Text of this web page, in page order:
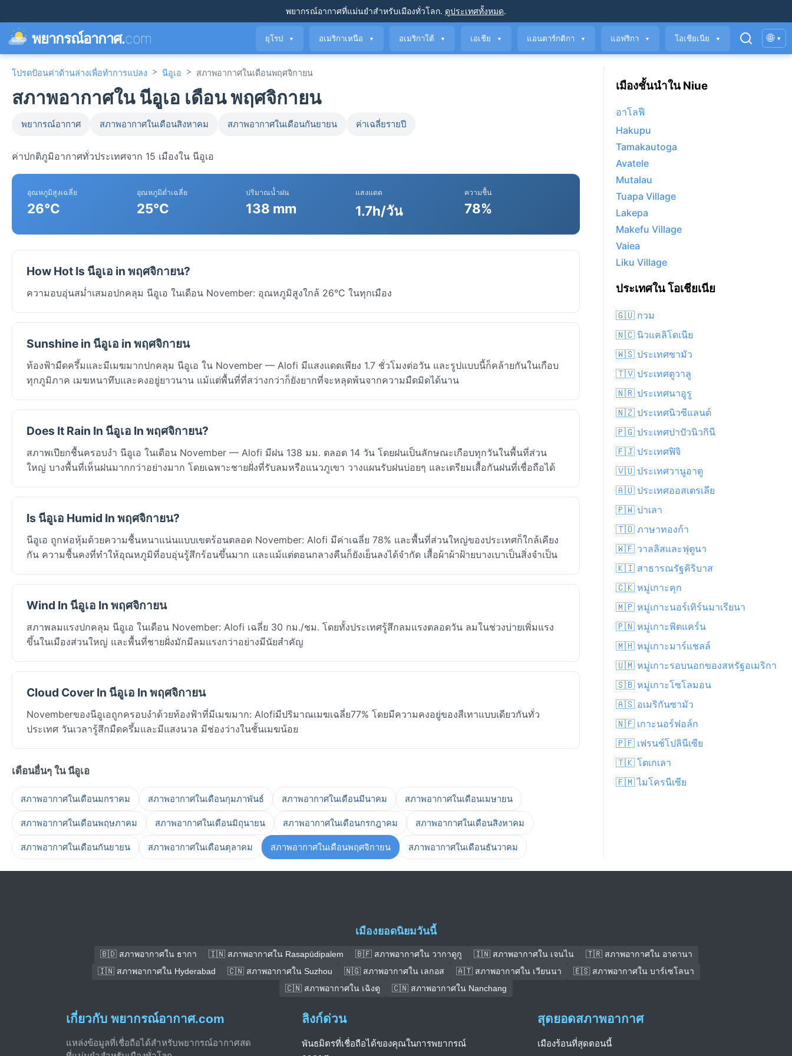
พยากรณ์อากาศที่แม่นยำสำหรับเมืองทั่วโลก. ดูประเทศทั้งหมด.
พยากรณ์อากาศ.com ยุโรป ▼ อเมริกาเหนือ ▼ อเมริกาใต้ ▼ เอเชีย ▼ แอนตาร์กติกา ▼ แอฟริกา ▼ โอเชียเนีย ▼ 🌐 ▾
โปรดป้อนค่าด้านล่างเพื่อทำการแปลง > นีอูเอ > สภาพอากาศในเดือนพฤศจิกายน
สภาพอากาศใน นีอูเอ เดือน พฤศจิกายน
พยากรณ์อากาศ สภาพอากาศในเดือนสิงหาคม สภาพอากาศในเดือนกันยายน ค่าเฉลี่ยรายปี
ค่าปกติภูมิอากาศทั่วประเทศจาก 15 เมืองใน นีอูเอ
อุณหภูมิสูงเฉลี่ย
26°C
อุณหภูมิต่ำเฉลี่ย
25°C
ปริมาณน้ำฝน
138 mm
แสงแดด
1.7h/วัน
ความชื้น
78%
How Hot Is นีอูเอ in พฤศจิกายน?
ความอบอุ่นสม่ำเสมอปกคลุม นีอูเอ ในเดือน November: อุณหภูมิสูงใกล้ 26°C ในทุกเมือง
Sunshine in นีอูเอ in พฤศจิกายน
ท้องฟ้ามืดครึ้มและมีเมฆมากปกคลุม นีอูเอ ใน November — Alofi มีแสงแดดเพียง 1.7 ชั่วโมงต่อวัน และรูปแบบนี้ก็คล้ายกันในเกือบ
ทุกภูมิภาค เมฆหนาทึบและคงอยู่ยาวนาน แม้แต่พื้นที่ที่สว่างกว่าก็ยังยากที่จะหลุดพ้นจากความมืดมิดได้นาน
Does It Rain In นีอูเอ In พฤศจิกายน?
สภาพเปียกชื้นครอบงำ นีอูเอ ในเดือน November — Alofi มีฝน 138 มม. ตลอด 14 วัน โดยฝนเป็นลักษณะเกือบทุกวันในพื้นที่ส่วน
ใหญ่ บางพื้นที่เห็นฝนมากกว่าอย่างมาก โดยเฉพาะชายฝั่งที่รับลมหรือแนวภูเขา วางแผนรับฝนบ่อยๆ และเตรียมเสื้อกันฝนที่เชื่อถือได้
Is นีอูเอ Humid In พฤศจิกายน?
นีอูเอ ถูกห่อหุ้มด้วยความชื้นหนาแน่นแบบเขตร้อนตลอด November: Alofi มีค่าเฉลี่ย 78% และพื้นที่ส่วนใหญ่ของประเทศก็ใกล้เคียง
กัน ความชื้นคงที่ทำให้อุณหภูมิที่อบอุ่นรู้สึกร้อนขึ้นมาก และแม้แต่ตอนกลางคืนก็ยังเย็นลงได้จำกัด เสื้อผ้าผ้าฝ้ายบางเบาเป็นสิ่งจำเป็น
Wind In นีอูเอ In พฤศจิกายน
สภาพลมแรงปกคลุม นีอูเอ ในเดือน November: Alofi เฉลี่ย 30 กม./ชม. โดยทั้งประเทศรู้สึกลมแรงตลอดวัน ลมในช่วงบ่ายเพิ่มแรง
ขึ้นในเมืองส่วนใหญ่ และพื้นที่ชายฝั่งมักมีลมแรงกว่าอย่างมีนัยสำคัญ
Cloud Cover In นีอูเอ In พฤศจิกายน
Novemberของนีอูเอถูกครอบงำด้วยท้องฟ้าที่มีเมฆมาก: Alofiมีปริมาณเมฆเฉลี่ย77% โดยมีความคงอยู่ของสีเทาแบบเดียวกันทั่ว
ประเทศ วันเวลารู้สึกมืดครึ้มและมีแสงนวล มีช่องว่างในชั้นเมฆน้อย
เดือนอื่นๆ ใน นีอูเอ
สภาพอากาศในเดือนมกราคม สภาพอากาศในเดือนกุมภาพันธ์ สภาพอากาศในเดือนมีนาคม สภาพอากาศในเดือนเมษายน
สภาพอากาศในเดือนพฤษภาคม สภาพอากาศในเดือนมิถุนายน สภาพอากาศในเดือนกรกฎาคม สภาพอากาศในเดือนสิงหาคม
สภาพอากาศในเดือนกันยายน สภาพอากาศในเดือนตุลาคม สภาพอากาศในเดือนพฤศจิกายน สภาพอากาศในเดือนธันวาคม
เมืองชั้นนำใน Niue
อาโลฟี
Hakupu
Tamakautoga
Avatele
Mutalau
Tuapa Village
Lakepa
Makefu Village
Vaiea
Liku Village
ประเทศใน โอเชียเนีย
🇬🇺 กวม
🇳🇨 นิวแคลิโดเนีย
🇼🇸 ประเทศซามัว
🇹🇻 ประเทศตูวาลู
🇳🇷 ประเทศนาอูรู
🇳🇿 ประเทศนิวซีแลนด์
🇵🇬 ประเทศปาปัวนิวกินี
🇫🇯 ประเทศฟิจิ
🇻🇺 ประเทศวานูอาตู
🇦🇺 ประเทศออสเตรเลีย
🇵🇼 ปาเลา
🇹🇴 ภาษาทองก้า
🇼🇫 วาลลิสและฟุตูนา
🇰🇮 สาธารณรัฐคิริบาส
🇨🇰 หมู่เกาะคุก
🇲🇵 หมู่เกาะนอร์เทิร์นมาเรียนา
🇵🇳 หมู่เกาะพิตแคร์น
🇲🇭 หมู่เกาะมาร์แชลล์
🇺🇲 หมู่เกาะรอบนอกของสหรัฐอเมริกา
🇸🇧 หมู่เกาะโซโลมอน
🇦🇸 อเมริกันซามัว
🇳🇫 เกาะนอร์ฟอล์ก
🇵🇫 เฟรนช์โปลินีเซีย
🇹🇰 โตเกเลา
🇫🇲 ไมโครนีเซีย
เมืองยอดนิยมวันนี้
🇧🇩 สภาพอากาศใน ธากา 🇮🇳 สภาพอากาศใน Rasapūdipalem 🇧🇫 สภาพอากาศใน วากาดูกู 🇮🇳 สภาพอากาศใน เจนไน
🇹🇷 สภาพอากาศใน อาดานา
🇮🇳 สภาพอากาศใน Hyderabad
🇨🇳 สภาพอากาศใน Suzhou 🇳🇬 สภาพอากาศใน เลกอส 🇦🇹 สภาพอากาศใน เวียนนา
🇪🇸 สภาพอากาศใน บาร์เซโลนา
🇨🇳 สภาพอากาศใน เฉิงตู
🇨🇳 สภาพอากาศใน Nanchang
เกี่ยวกับ พยากรณ์อากาศ.com
แหล่งข้อมูลที่เชื่อถือได้สำหรับพยากรณ์อากาศสด
ลิงก์ด่วน
พันธมิตรที่เชื่อถือได้ของคุณในการพยากรณ์
สุดยอดสภาพอากาศ
เมืองร้อนที่สุดตอนนี้